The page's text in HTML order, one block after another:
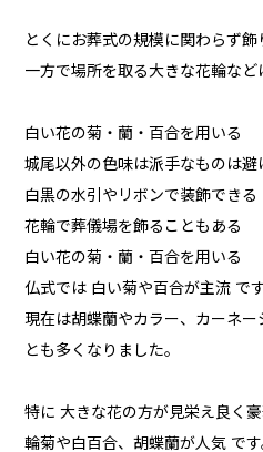
とくにお葬式の規模に関わらず飾
一方で場所を取る大きな花輪など
白い花の菊・蘭・百合を用いる
城尾以外の色味は派手なものは避
白黒の水引やリボンで装飾できる
花輪で葬儀場を飾ることもある
白い花の菊・蘭・百合を用いる
仏式では 白い菊や百合が主流 です
現在は胡蝶蘭やカラー、カーネ
とも多くなりました。
特に 大きな花の方が見栄え良く
輪菊や白百合、胡蝶蘭が人気 です